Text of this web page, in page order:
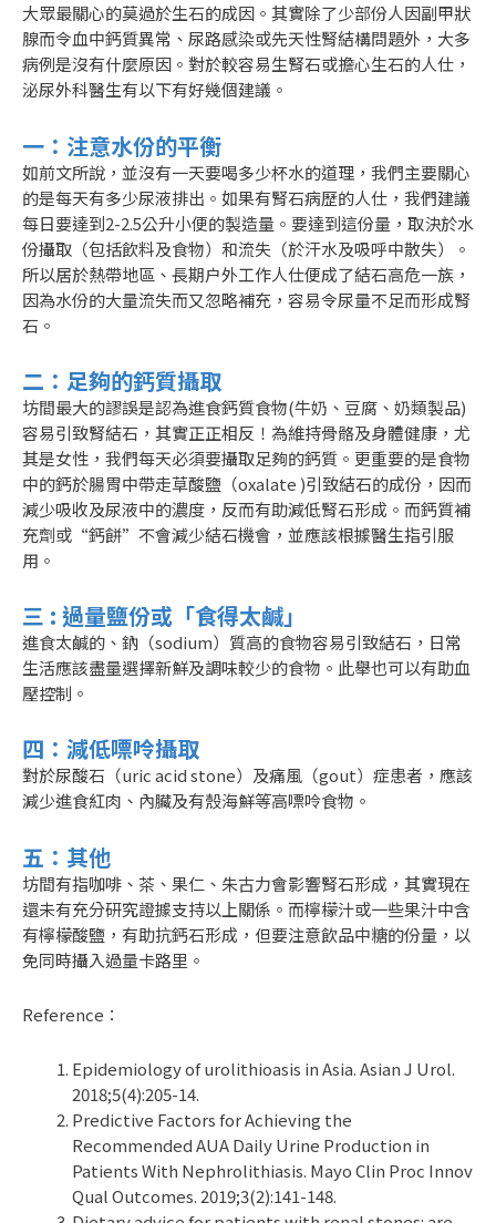
大眾最關心的莫過於生石的成因。其實除了少部份人因副甲狀
腺而令血中鈣質異常、尿路感染或先天性腎結構問題外，大多
病例是沒有什麼原因。對於較容易生腎石或擔心生石的人仕，
泌尿外科醫生有以下有好幾個建議。
一：注意水份的平衡
如前文所說，並沒有一天要喝多少杯水的道理，我們主要關心
的是每天有多少尿液排出。如果有腎石病歷的人仕，我們建議
每日要達到2-2.5公升小便的製造量。要達到這份量，取決於水
份攝取（包括飲料及食物）和流失（於汗水及吸呼中散失）。
所以居於熱帶地區、長期户外工作人仕便成了結石高危一族，
因為水份的大量流失而又忽略補充，容易令尿量不足而形成腎
石。
二：足夠的鈣質攝取
坊間最大的謬誤是認為進食鈣質食物(牛奶、豆腐、奶類製品)
容易引致腎結石，其實正正相反！為維持骨骼及身體健康，尤
其是女性，我們每天必須要攝取足夠的鈣質。更重要的是食物
中的鈣於腸胃中帶走草酸鹽（oxalate )引致結石的成份，因而
減少吸收及尿液中的濃度，反而有助減低腎石形成。而鈣質補
充劑或“鈣餅”不會減少結石機會，並應該根據醫生指引服
用。
三 : 過量鹽份或「食得太鹹」
進食太鹹的、鈉（sodium）質高的食物容易引致結石，日常
生活應該盡量選擇新鮮及調味較少的食物。此舉也可以有助血
壓控制。
四：減低嘌呤攝取
對於尿酸石（uric acid stone）及痛風（gout）症患者，應該
減少進食紅肉、內臟及有殼海鮮等高嘌呤食物。
五：其他
坊間有指咖啡、茶、果仁、朱古力會影響腎石形成，其實現在
還未有充分研究證據支持以上關係。而檸檬汁或一些果汁中含
有檸檬酸鹽，有助抗鈣石形成，但要注意飲品中糖的份量，以
免同時攝入過量卡路里。
Reference：
Epidemiology of urolithioasis in Asia. Asian J Urol.
2018;5(4):205-14.
Predictive Factors for Achieving the
Recommended AUA Daily Urine Production in
Patients With Nephrolithiasis. Mayo Clin Proc Innov
Qual Outcomes. 2019;3(2):141-148.